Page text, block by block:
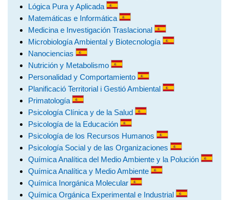
Lógica Pura y Aplicada
Matemáticas e Informática
Medicina e Investigación Traslacional
Microbiología Ambiental y Biotecnología
Nanociencias
Nutrición y Metabolismo
Personalidad y Comportamiento
Planificació Territorial i Gestió Ambiental
Primatología
Psicología Clínica y de la Salud
Psicología de la Educación
Psicología de los Recursos Humanos
Psicología Social y de las Organizaciones
Química Analítica del Medio Ambiente y la Polución
Química Analítica y Medio Ambiente
Química Inorgánica Molecular
Química Orgánica Experimental e Industrial